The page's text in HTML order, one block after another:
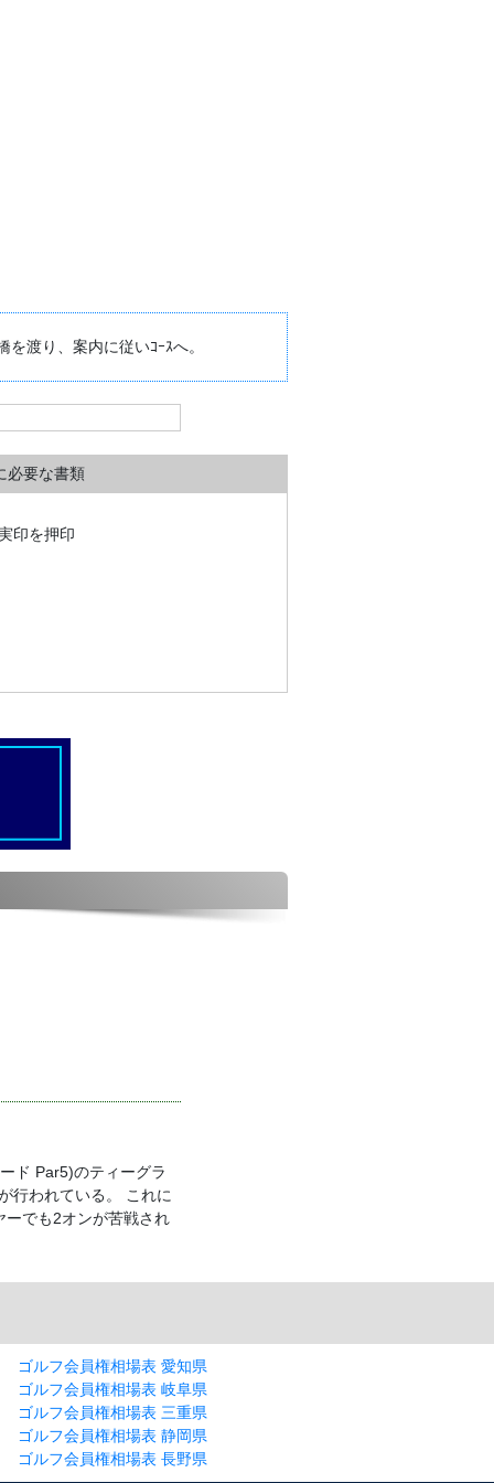
渡り、案内に従いｺｰｽへ。
必要な書類
印を押印
ド Par5)のティーグラ
行われている。 これに
ーでも2オンが苦戦され
ゴルフ会員権相場表 愛知県
ゴルフ会員権相場表 岐阜県
ゴルフ会員権相場表 三重県
ゴルフ会員権相場表 静岡県
ゴルフ会員権相場表 長野県